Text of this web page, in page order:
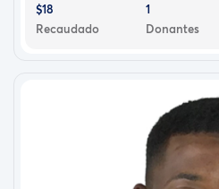
$18
Recaudado
1
Donantes